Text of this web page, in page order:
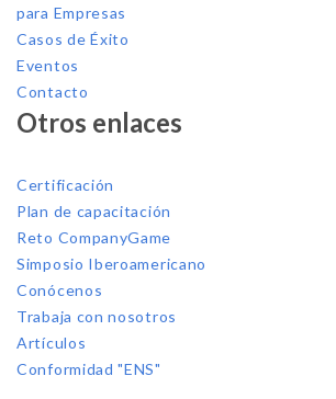
para Empresas
Casos de Éxito
Eventos
Contacto
Otros enlaces
Certificación
Plan de capacitación
Reto CompanyGame
Simposio Iberoamericano
Conócenos
Trabaja con nosotros
Artículos
Conformidad "ENS"